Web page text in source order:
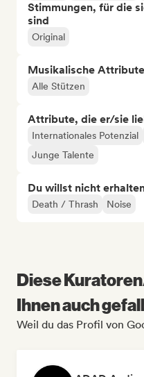
Stimmungen, für die
sind
Original
Musikalische
Alle Stützen
Attribute, die er/sie
Internationales Potenzial
Junge Talente
Du willst nicht
Death / Thrash Noise
Diese
Ihnen auch
Weil du das Profil von